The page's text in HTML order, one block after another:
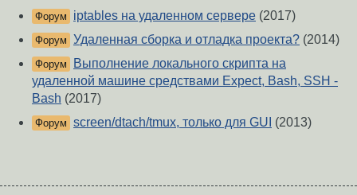
Форум iptables на удаленном сервере (2017)
Форум Удаленная сборка и отладка проекта? (2014)
Форум
Выполнение локального скрипта на
удаленной машине средствами Expect, Bash, SSH -
Bash (2017)
Форум screen/dtach/tmux, только для GUI (2013)